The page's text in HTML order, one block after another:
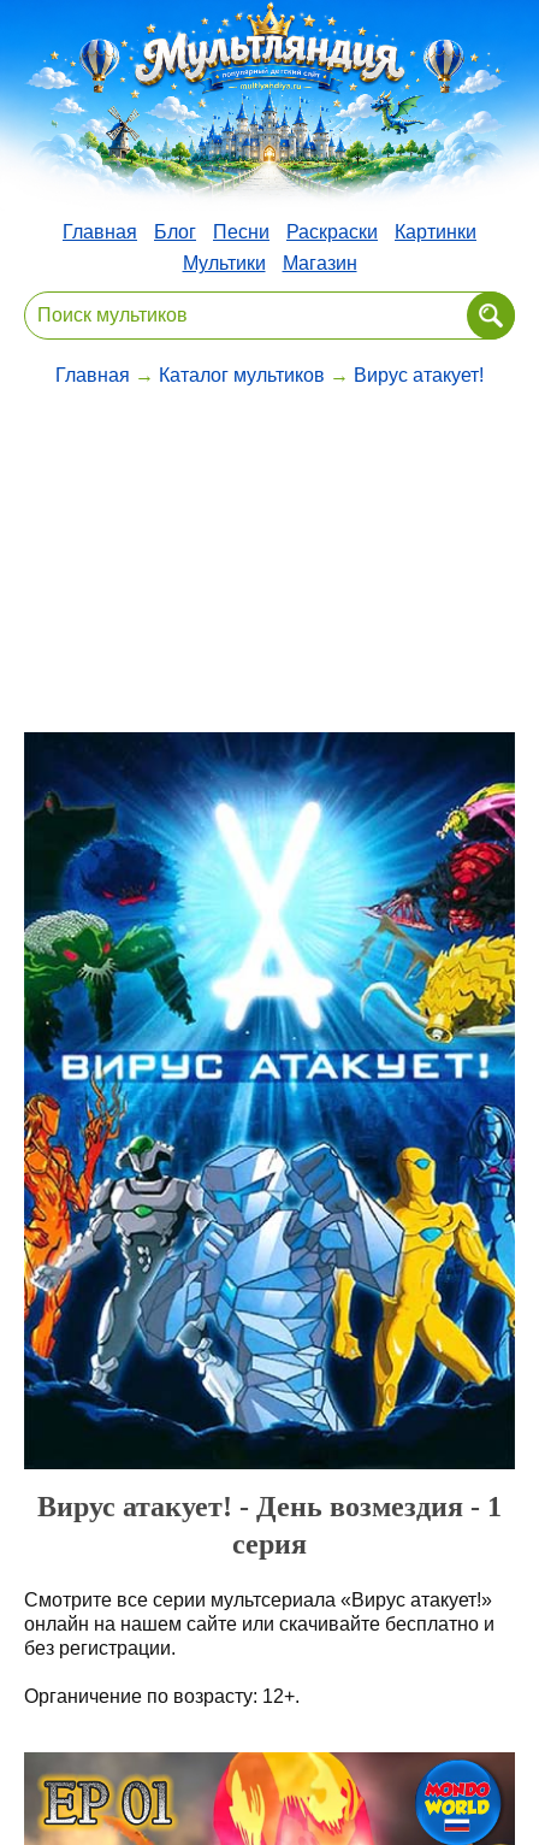
Главная Блог Песни Раскраски
Картинки
Мультики
Магазин
Главная → Каталог мультиков → Вирус атакует!
Вирус атакует! - День возмездия - 1
серия
Смотрите все серии мультсериала «Вирус атакует!»
онлайн на нашем сайте или скачивайте бесплатно и
без регистрации.
Органичение по возрасту: 12+.